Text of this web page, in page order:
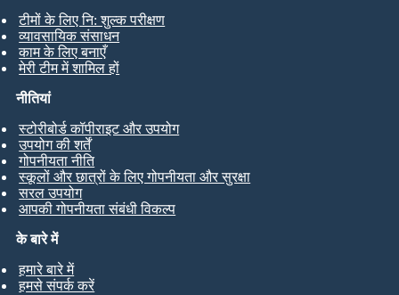
टीमों के लिए नि: शुल्क परीक्षण
व्यावसायिक संसाधन
काम के लिए बनाएँ
मेरी टीम में शामिल हों
के बारे में
हमारे बारे में
हमसे संपर्क करें
नीतियां
स्टोरीबोर्ड कॉपीराइट और उपयोग
उपयोग की शर्तें
गोपनीयता नीति
स्कूलों और छात्रों के लिए गोपनीयता और सुरक्षा
सरल उपयोग
आपकी गोपनीयता संबंधी विकल्प